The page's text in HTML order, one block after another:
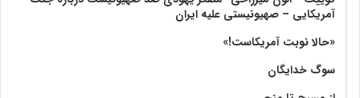
آمریکایی – صهیونیستی علیه ایران
«حالا نوبت آمریکاست!»
سوگ خدایگان